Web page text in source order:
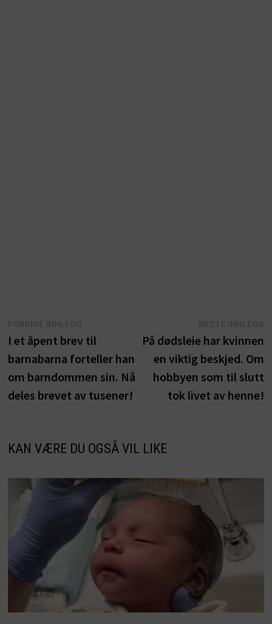
innlegg:
I et åpent brev til
barnabarna forteller han
om barndommen sin. Nå
deles brevet av tusener!
På dødsleie har kvinnen
en viktig beskjed. Om
hobbyen som til slutt
tok livet av henne!
KAN VÆRE DU OGSÅ VIL LIKE